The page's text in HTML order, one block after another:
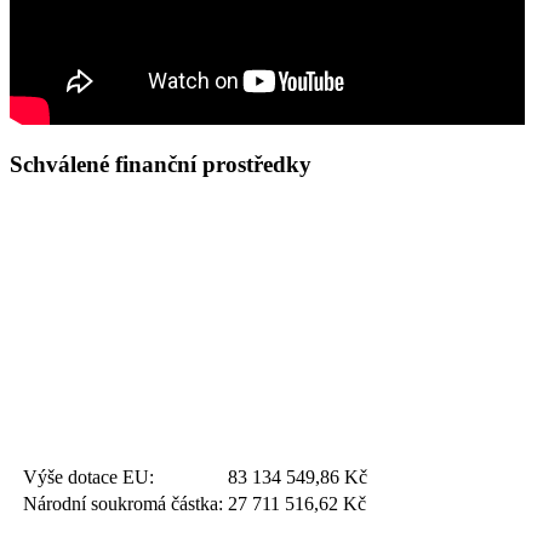
Schválené finanční prostředky
Výše dotace EU: 83 134 549,86 Kč
Národní soukromá částka: 27 711 516,62 Kč